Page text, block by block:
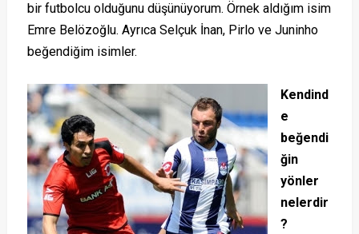
bir futbolcu olduğunu düşünüyorum. Örnek aldığım isim
Emre Belözoğlu. Ayrıca Selçuk İnan, Pirlo ve Juninho
beğendiğim isimler.
Kendind
e
beğendi
ğin
yönler
nelerdir
?